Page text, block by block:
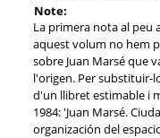
Note:
La primera nota al peu
aquest volum no hem
sobre Juan Marsé que
l'origen. Per substituir-
d'un llibret estimable i
1984: 'Juan Marsé.
organización del